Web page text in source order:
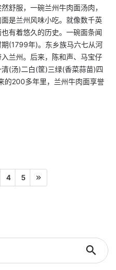
舒服，一碗兰州牛肉面汤肉，
是兰州风味小吃。就像数千英
有着悠久的历史。一碗面条闻
(1799年)。东乡族马六七从河
兰州。后来，陈和声、马宝仔
(汤)二白(筐)三绿(香菜蒜苗)四
的200多年里，兰州牛肉面享誉
4 5